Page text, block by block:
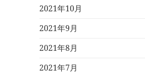
2021年10月
2021年9月
2021年8月
2021年7月